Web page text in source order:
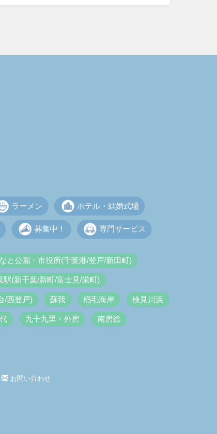
ラーメン ホテル・結婚式場
募集中！ 専門サービス
と公園・市役所(千葉港/登戸/新田町)
駅(新千葉/新町/富士見/栄町)
/西登戸) 蘇我 稲毛海岸 検見川浜
九十九里・外房 南房総
お問い合わせ